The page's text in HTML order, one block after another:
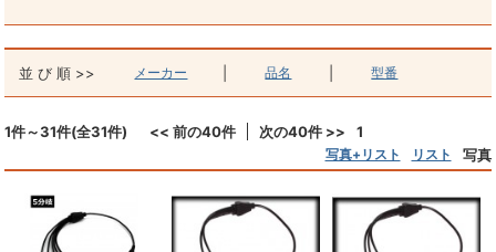
並 び 順 >> メーカー 品名 型番
1件～31件(全31件) << 前の40件 次の40件 >> 1
写真+リスト リスト 写真